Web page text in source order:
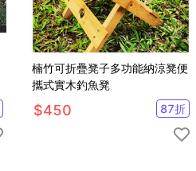
楠竹可折疊凳子多功能納涼凳便
攜式實木釣魚凳
$450 87折